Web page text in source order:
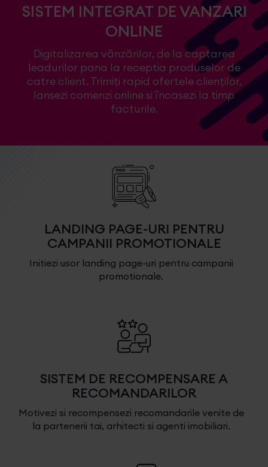
SISTEM INTEGRAT DE VANZARI
ONLINE
Digitalizarea vânzărilor, de la captarea
leadurilor pana la receptia produselor de
catre client. Trimiți rapid ofertele clienților,
lansezi comenzi online si încasezi la timp
facturile.
LANDING PAGE-URI PENTRU
CAMPANII PROMOTIONALE
Initiezi usor landing page-uri pentru campanii
promotionale.
SISTEM DE RECOMPENSARE A
RECOMANDARILOR
Motivezi si recompensezi recomandarile venite de
la partenerii tai, arhitecti si agenti imobiliari.